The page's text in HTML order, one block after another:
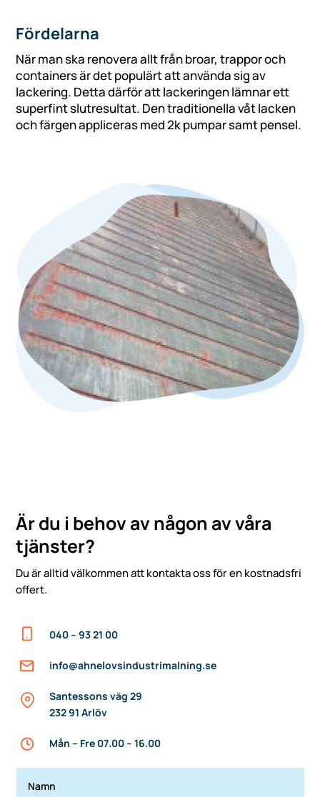
Fördelarna
När man ska renovera allt från broar, trappor och
containers är det populärt att använda sig av
lackering. Detta därför att lackeringen lämnar ett
superfint slutresultat. Den traditionella våt lacken
och färgen appliceras med 2k pumpar samt pensel.
Är du i behov av någon av våra
tjänster?
Du är alltid välkommen att kontakta oss för en kostnadsfri
offert.
040 – 93 21 00
info@ahnelovsindustrimalning.se
Santessons väg 29
232 91 Arlöv
Mån – Fre 07.00 – 16.00